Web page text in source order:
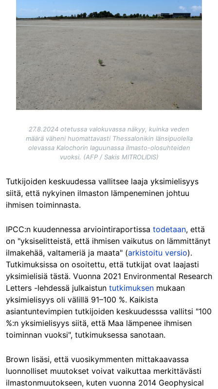
27.8.2024 otetussa valokuvassa näkyy, kuinka veden
määrä väheni huomattavasti Thessalonikin länsipuolella
olevassa Kalochorin laguunassa ilmasto-olosuhteiden
vuoksi. (AFP / Sakis MITROLIDIS)
Tutkijoiden keskuudessa vallitsee laaja yksimielisyys
siitä, että nykyinen ilmaston lämpeneminen johtuu
ihmisen toiminnasta.
IPCC:n kuudennessa arviointiraportissa todetaan, että
on "yksiselitteistä, että ihmisen vaikutus on lämmittänyt
ilmakehää, valtameriä ja maata" (arkistoitu versio).
Tutkimuksissa on osoitettu, että tutkijat ovat laajasti
yksimielisiä tästä. Vuonna 2021 Environmental Research
Letters -lehdessä julkaistun tutkimuksen mukaan
yksimielisyys oli välillä 91–100 %. Kaikista
asiantuntevimpien tutkijoiden keskuudesssa vallitsi "100
%:n yksimielisyys siitä, että Maa lämpenee ihmisen
toiminnan vuoksi", tutkimuksessa sanotaan.
Brown lisäsi, että vuosikymmenten mittakaavassa
luonnolliset muutokset voivat vaikuttaa merkittävästi
ilmastonmuutokseen, kuten vuonna 2014 Geophysical